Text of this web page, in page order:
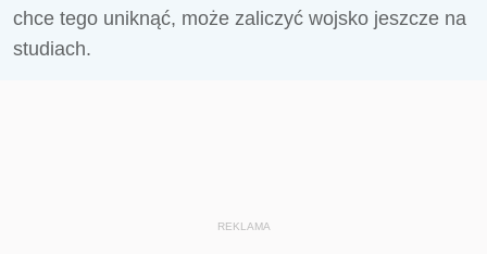
chce tego uniknąć, może zaliczyć wojsko jeszcze na
studiach.
REKLAMA